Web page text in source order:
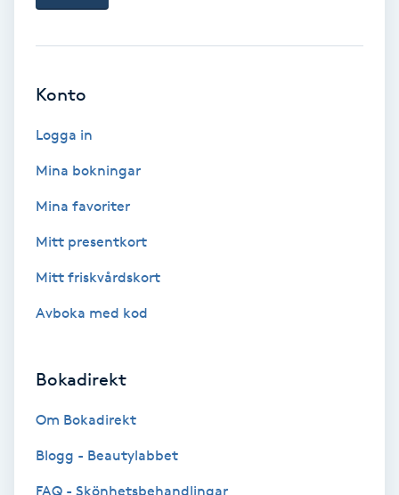
Fotmassage
Fotsvamp
Fransar
Fransfärgning
Fransförlängning
Konto
Logga in
Mina bokningar
Mina favoriter
Mitt presentkort
Mitt friskvårdskort
Avboka med kod
Bokadirekt
Om Bokadirekt
Blogg - Beautylabbet
FAQ - Skönhetsbehandlingar